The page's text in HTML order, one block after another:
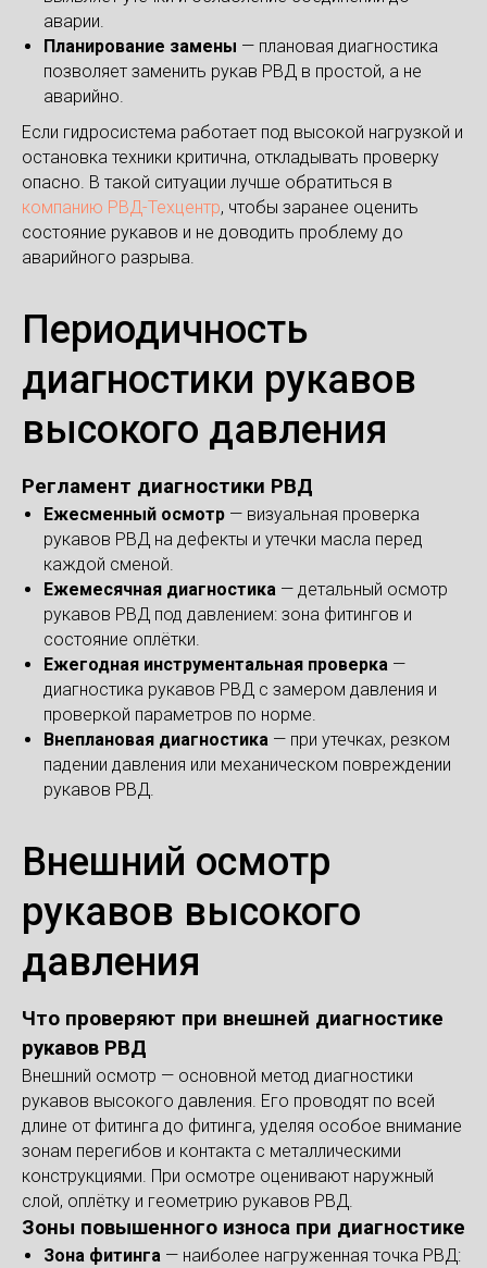
аварии.
Планирование замены — плановая диагностика
позволяет заменить рукав РВД в простой, а не
аварийно.
Если гидросистема работает под высокой нагрузкой и
остановка техники критична, откладывать проверку
опасно. В такой ситуации лучше обратиться в
компанию РВД-Техцентр, чтобы заранее оценить
состояние рукавов и не доводить проблему до
аварийного разрыва.
Периодичность
диагностики рукавов
высокого давления
Регламент диагностики РВД
Ежесменный осмотр — визуальная проверка
рукавов РВД на дефекты и утечки масла перед
каждой сменой.
Ежемесячная диагностика — детальный осмотр
рукавов РВД под давлением: зона фитингов и
состояние оплётки.
Ежегодная инструментальная проверка —
диагностика рукавов РВД с замером давления и
проверкой параметров по норме.
Внеплановая диагностика — при утечках, резком
падении давления или механическом повреждении
рукавов РВД.
Внешний осмотр
рукавов высокого
давления
Что проверяют при внешней диагностике
рукавов РВД
Внешний осмотр — основной метод диагностики
рукавов высокого давления. Его проводят по всей
длине от фитинга до фитинга, уделяя особое внимание
зонам перегибов и контакта с металлическими
конструкциями. При осмотре оценивают наружный
слой, оплётку и геометрию рукавов РВД.
Зоны повышенного износа при диагностике
Зона фитинга — наиболее нагруженная точка РВД: